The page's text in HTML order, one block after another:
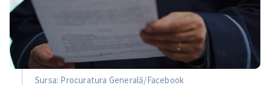
Sursa: Procuratura Generală/Facebook